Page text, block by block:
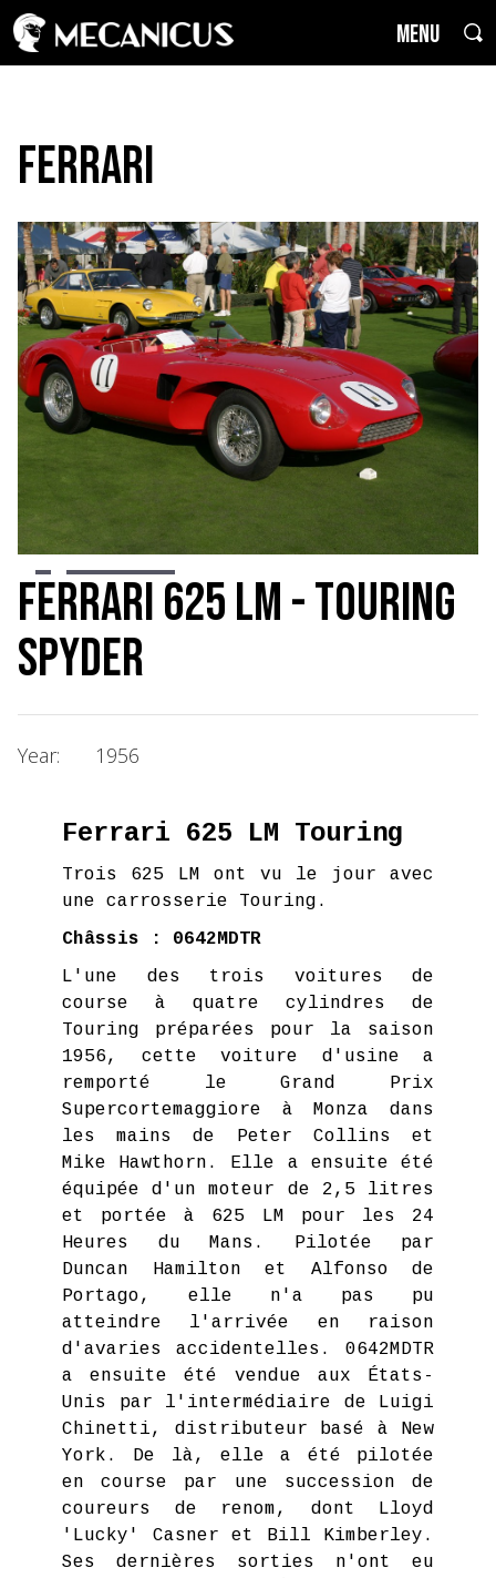
MENU
Ferrari
Ferrari 625 LM - Touring
Spyder
Year: 1956
Ferrari 625 LM Touring
Trois 625 LM ont vu le jour avec
une carrosserie Touring.
Châssis : 0642MDTR
L'une des trois voitures de
course à quatre cylindres de
Touring préparées pour la saison
1956, cette voiture d'usine a
remporté le Grand Prix
Supercortemaggiore à Monza dans
les mains de Peter Collins et
Mike Hawthorn. Elle a ensuite été
équipée d'un moteur de 2,5 litres
et portée à 625 LM pour les 24
Heures du Mans. Pilotée par
Duncan Hamilton et Alfonso de
Portago, elle n'a pas pu
atteindre l'arrivée en raison
d'avaries accidentelles. 0642MDTR
a ensuite été vendue aux États-
Unis par l'intermédiaire de Luigi
Chinetti, distributeur basé à New
York. De là, elle a été pilotée
en course par une succession de
coureurs de renom, dont Lloyd
'Lucky' Casner et Bill Kimberley.
Ses dernières sorties n'ont eu